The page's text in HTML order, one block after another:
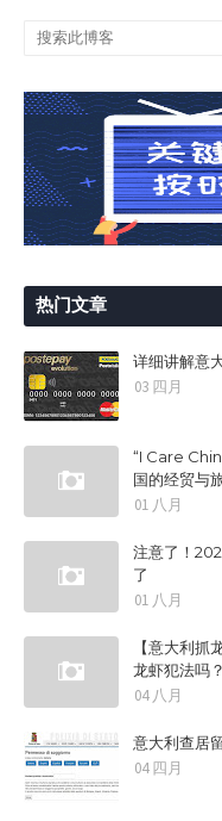
热门文章
详细讲解意
03 四月
“I Care
国的经贸与
01 八月
注意了！
了
01 八月
【意大利抓
龙虾犯法吗？
04 八月
意大利查居
04 四月